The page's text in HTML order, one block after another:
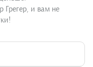
Грегер, и вам не